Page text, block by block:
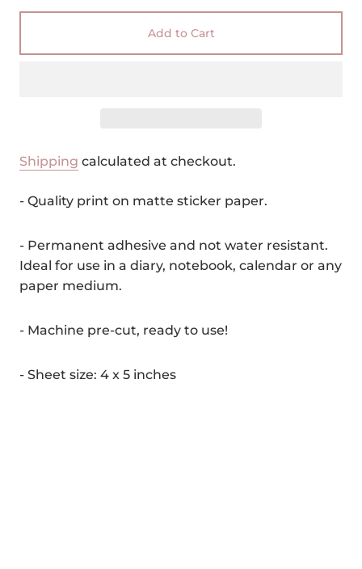
Add to Cart
Shipping calculated at checkout.
- Quality print on matte sticker paper.
- Permanent adhesive and not water resistant.
Ideal for use in a diary, notebook, calendar or any
paper medium.
- Machine pre-cut, ready to use!
- Sheet size: 4 x 5 inches